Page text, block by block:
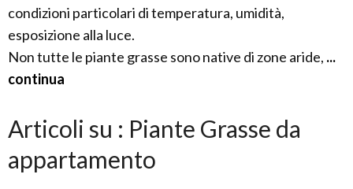
condizioni particolari di temperatura, umidità,
esposizione alla luce.
Non tutte le piante grasse sono native di zone aride, ...
continua
Articoli su : Piante Grasse da
appartamento